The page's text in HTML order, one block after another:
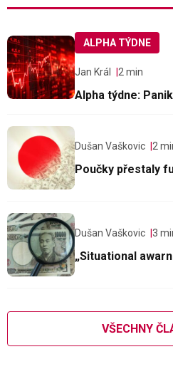
ALPHA TÝDNE
Jan Král 2 min
Alpha týdne:
Dušan Vaškovic 2
Poučky přestaly
Dušan Vaškovic 3
„Situational
VŠECHNY